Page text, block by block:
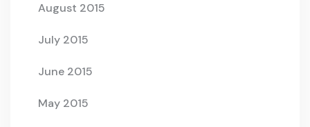
August 2015
July 2015
June 2015
May 2015